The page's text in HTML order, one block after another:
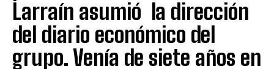
Larraín asumió la dirección
del diario económico del
grupo. Venía de siete años en